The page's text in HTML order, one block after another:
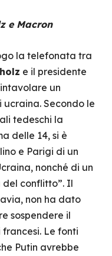
e Macron
la telefonata tra
e il presidente
un
ucraina. Secondo le
tedeschi la
delle 14, si è
e Parigi di un
nonché di un
del conflitto”. Il
non ha dato
sospendere il
Le fonti
Putin avrebbe